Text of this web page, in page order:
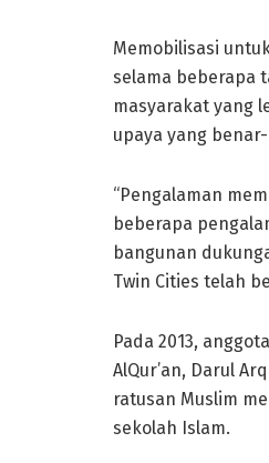
Memobilisasi
selama beberapa
masyarakat yang
upaya yang
“Pengalaman
beberapa
bangunan
Twin Cities telah
Pada 2013,
AlQur’an, Darul
ratusan Muslim
sekolah Islam.